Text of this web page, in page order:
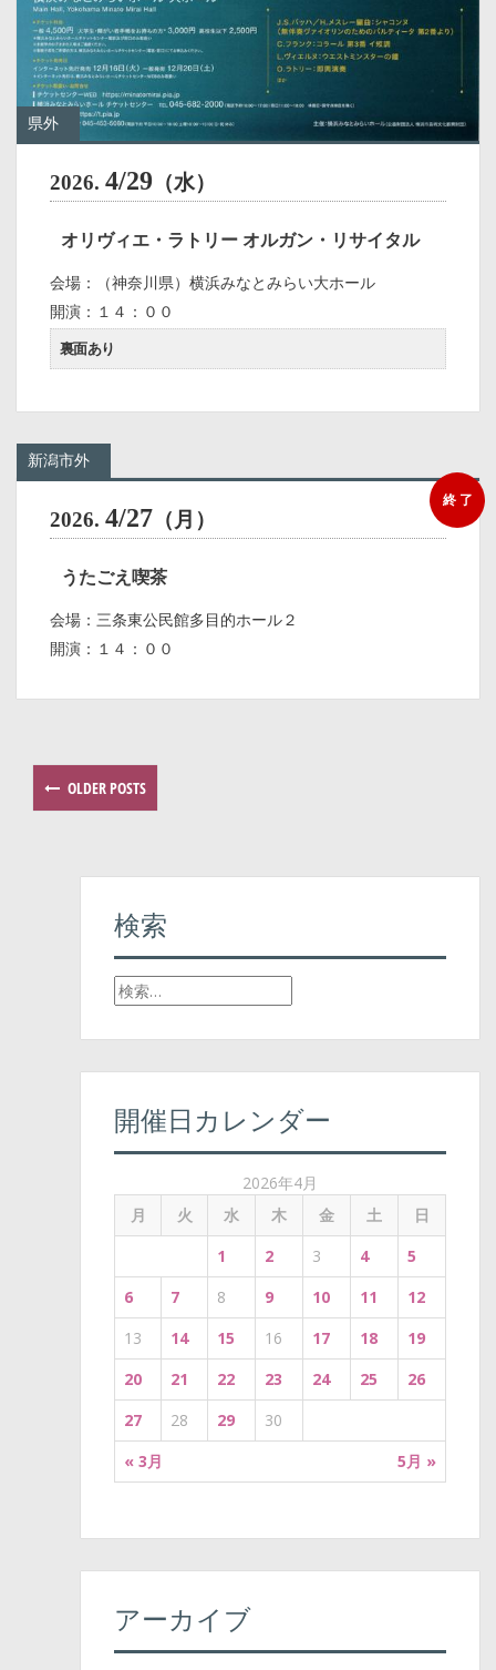
県外
2026. 4/29 （水）
オリヴィエ・ラトリー オルガン・リサイタル
会場：（神奈川県）横浜みなとみらい大ホール
開演：１４：００
裏面あり
新潟市外
終 了
2026. 4/27 （月）
うたごえ喫茶
会場：三条東公民館多目的ホール２
開演：１４：００
P OLDER POSTS
検索
検
索
:
開催日カレンダー
2026年4月
月
火 水 木 金 土 日
« 3月 5月 »
1 2 3 4
5
6
7 8 9 10 11
12
13
14 15 16 17 18
19
20
21 22 23 24 25
26
27
28 29 30
アーカイブ